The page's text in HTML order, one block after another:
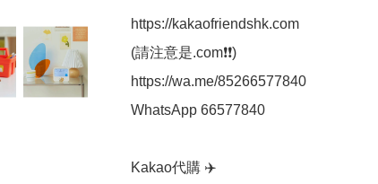
https://kakaofriendshk.com
(請注意是.com❗❗)
https://wa.me/85266577840
WhatsApp 66577840
Kakao代購 ✈️